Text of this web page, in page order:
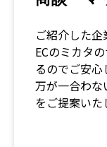
ご紹介した企
ECのミカタ
るのでご安
万が一合わ
をご提案いた